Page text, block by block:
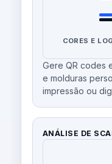
CORES E
Gere QR codes
e molduras
impressão ou
ANÁLISE DE